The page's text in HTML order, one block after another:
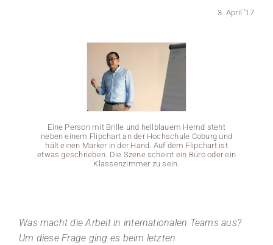
Stellenangebote
Veranstaltungen
3. April '17
Eine Person mit Brille und hellblauem Hemd steht
neben einem Flipchart an der Hochschule Coburg und
hält einen Marker in der Hand. Auf dem Flipchart ist
etwas geschrieben. Die Szene scheint ein Büro oder ein
Klassenzimmer zu sein.
Was macht die Arbeit in internationalen Teams aus?
Um diese Frage ging es beim letzten